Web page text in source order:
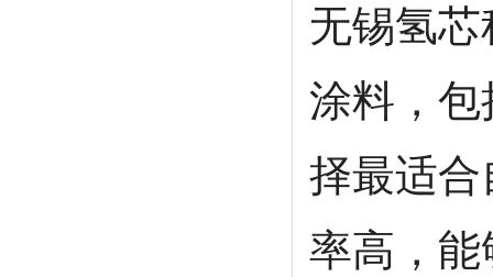
无锡氢
涂料，
择最适
率高，